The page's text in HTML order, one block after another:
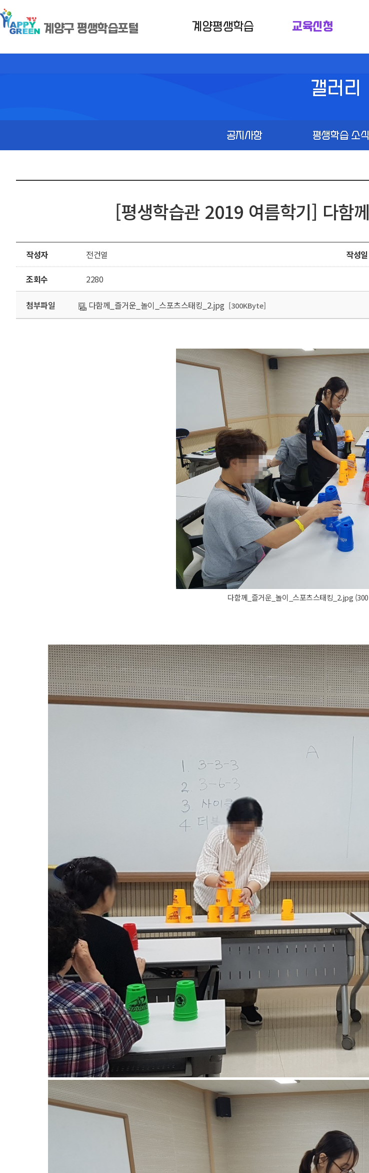
계양구 평생학습포털 계양평생학습 교육신청
갤러리
공지사항 평생학습 소식
[평생학습관 2019 여름학기] 다함
작성자 전건열 작성일
조회수 2280
첨부파일 다함께_즐거운_놀이_스포츠스태킹_2.jpg [300KByte]
다함께_즐거운_놀이_스포츠스태킹_2.jpg